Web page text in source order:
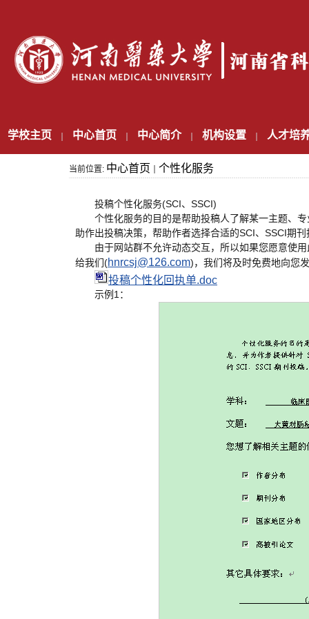
学校主页 中心首页 中心简介 机构设置 人才培
当前位置: 中心首页 个性化服务
投稿个性化服务(SCI、SSCI)
个性化服务的目的是帮助投稿人了解某一主题、
助作出投稿决策，帮助作者选择合适的SCI、SSCI期刊
由于网站群不允许动态交互，所以如果您愿意使
给我们(hnrcsj@126.com)，我们将及时免费地向您
投稿个性化回执单.doc
示例1：